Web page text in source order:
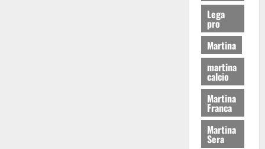
Lega
pro
Martina
martina
calcio
Martina
Franca
Martina
Sera